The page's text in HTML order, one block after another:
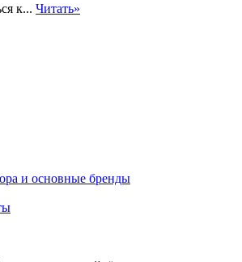
к... Читать»
и основные бренды